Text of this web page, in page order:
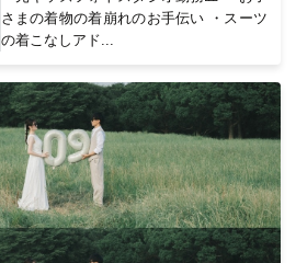
さまの着物の着崩れのお手伝い ・スーツ
の着こなしアド...